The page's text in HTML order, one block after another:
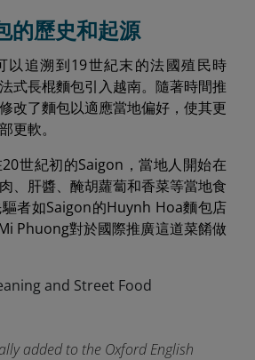
的歷史和起源
以追溯到19世紀末的法國殖民時
式長棍麵包引入越南。隨著時間推
改了麵包以適應當地偏好，使其更
更軟。
世紀初的Saigon，當地人開始在
、肝醬、醃胡蘿蔔和香菜等當地食
者如Saigon的Huynh Hoa麵包店
Phuong對於國際推廣這道菜餚做
added to the Oxford English